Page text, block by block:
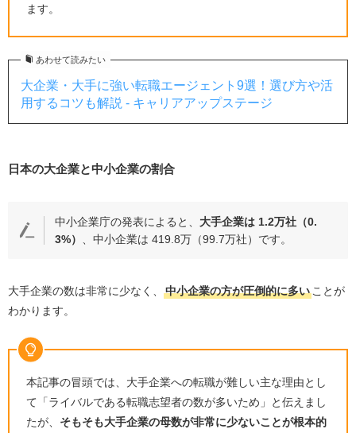
転職で人気の大手企業ランキング
中小企業から大手企業に転職する前に確認したいこと・
注意点
企業名だけで判断しない
社員の評判・口コミを確認する
大手企業の中途採用率は？
大手企業に転職するメリットは？
大手企業に転職するデメリットは？
30代・40代でも大手に転職できる？
ベンチャー企業から大手企業に転職するのは難し
い？
ます。
あわせて読みたい
大企業・大手に強い転職エージェント9選！選び方や活
用するコツも解説 - キャリアアップステージ
日本の大企業と中小企業の割合
中小企業庁の発表によると、 大手企業は 1.2万社（0.
3%） 、中小企業は 419.8万（99.7万社）です。
大手企業の数は非常に少なく、 中小企業の方が圧倒的に多いことが
わかります。
本記事の冒頭では、大手企業への転職が難しい主な理由とし
て「ライバルである転職志望者の数が多いため」と伝えまし
たが、 そもそも大手企業の母数が非常に少ないことが根本的